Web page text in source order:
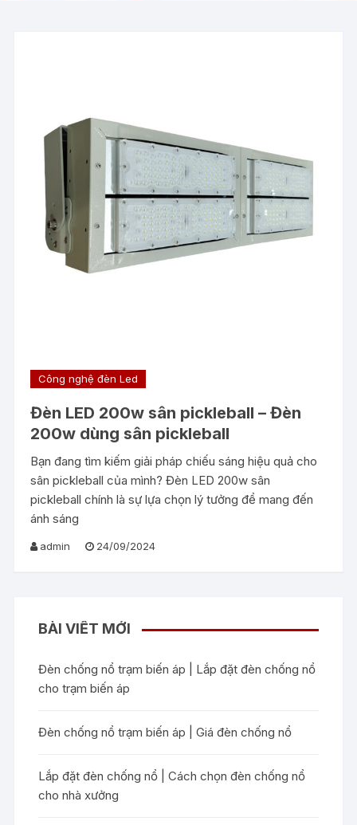
Công nghệ đèn Led
Đèn LED 200w sân pickleball – Đèn
200w dùng sân pickleball
Bạn đang tìm kiếm giải pháp chiếu sáng hiệu quả cho
sân pickleball của mình? Đèn LED 200w sân
pickleball chính là sự lựa chọn lý tưởng để mang đến
ánh sáng
admin 24/09/2024
BÀI VIẾT MỚI
Đèn chống nổ trạm biến áp | Lắp đặt đèn chống nổ
cho trạm biến áp
Đèn chống nổ trạm biến áp | Giá đèn chống nổ
Lắp đặt đèn chống nổ | Cách chọn đèn chống nổ
cho nhà xưởng